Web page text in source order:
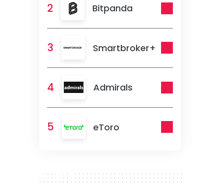
2 Bitpanda
3 Smartbroker+
4 Admirals
5 eToro
300 x 250